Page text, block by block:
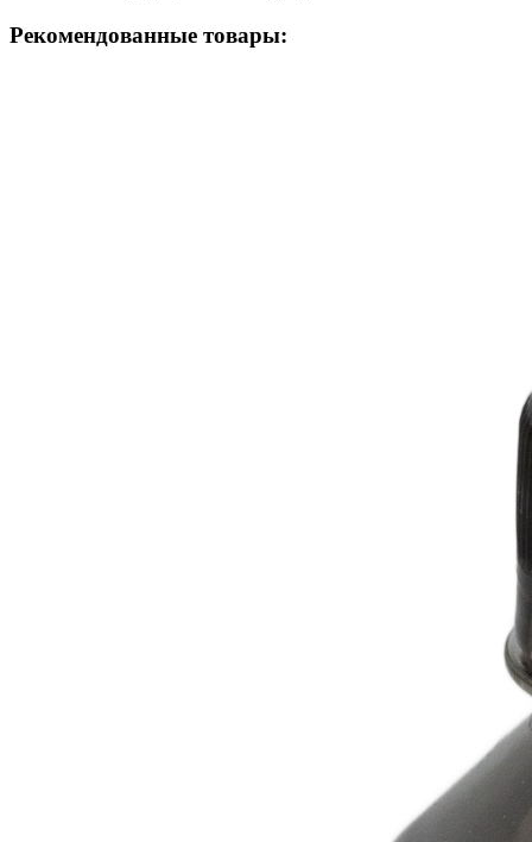
Рекомендованные товары: